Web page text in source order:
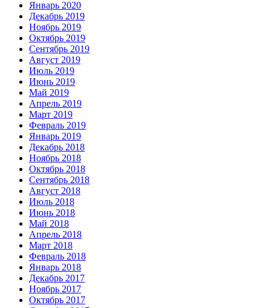
Январь 2020
Декабрь 2019
Ноябрь 2019
Октябрь 2019
Сентябрь 2019
Август 2019
Июль 2019
Июнь 2019
Май 2019
Апрель 2019
Март 2019
Февраль 2019
Январь 2019
Декабрь 2018
Ноябрь 2018
Октябрь 2018
Сентябрь 2018
Август 2018
Июль 2018
Июнь 2018
Май 2018
Апрель 2018
Март 2018
Февраль 2018
Январь 2018
Декабрь 2017
Ноябрь 2017
Октябрь 2017